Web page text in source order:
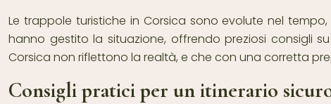
Le trappole turistiche in Corsica sono evolute nel
hanno gestito la situazione, offrendo preziosi consigli
Corsica non riflettono la realtà, e che con una corretta
Consigli pratici per un itinerario